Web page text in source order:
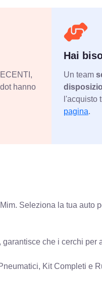
hanno
Hai
Un team
l'acquisto
pagina.
Seleziona la tua auto
che i cerchi per
Kit Completi e